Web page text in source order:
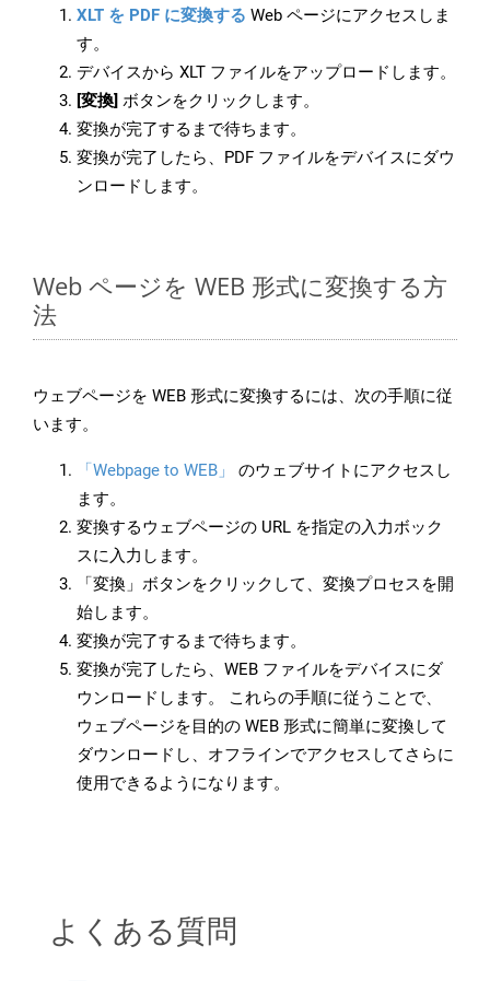
XLT を PDF に変換する Web ページにアクセスしま
す。
デバイスから XLT ファイルをアップロードします。
[変換] ボタンをクリックします。
変換が完了するまで待ちます。
変換が完了したら、PDF ファイルをデバイスにダウ
ンロードします。
Web ページを WEB 形式に変換する方
法
ウェブページを WEB 形式に変換するには、次の手順に従
います。
「Webpage to WEB」
のウェブサイトにアクセスし
ます。
変換するウェブページの URL を指定の入力ボック
スに入力します。
「変換」ボタンをクリックして、変換プロセスを開
始します。
変換が完了するまで待ちます。
変換が完了したら、WEB ファイルをデバイスにダ
ウンロードします。 これらの手順に従うことで、
ウェブページを目的の WEB 形式に簡単に変換して
ダウンロードし、オフラインでアクセスしてさらに
使用できるようになります。
よくある質問